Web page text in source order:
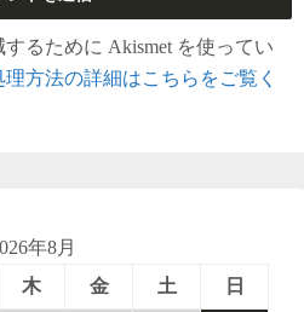
るために Akismet を使ってい
方法の詳細はこちらをご覧く
年8月
木 金 土 日